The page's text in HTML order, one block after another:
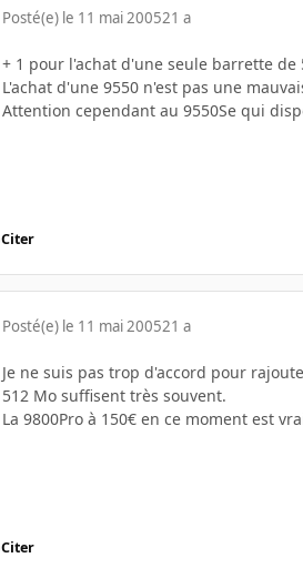
Posté(e) le 11 mai 200521 a
+ 1 pour l'achat d'une seule barrette de
L'achat d'une 9550 n'est pas une
Attention cependant au 9550Se qui
Citer
Posté(e) le 11 mai 200521 a
Je ne suis pas trop d'accord pour
512 Mo suffisent très souvent.
La 9800Pro à 150€ en ce moment est
Citer